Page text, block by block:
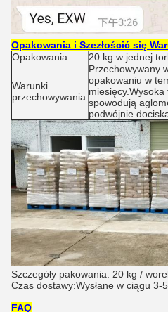
Opakowania i Szezłościć się
Opakowania
20 kg w jednej
Warunki
przechowywania
Przechowywany
opakowaniu w
spowodują
podwójnie
Szczegóły pakowania: 20 kg /
Czas dostawy:Wysłane w ciągu 3-
FAQ